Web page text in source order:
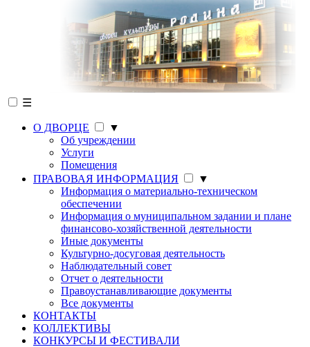
☰
О ДВОРЦЕ
▼
Об учреждении
Услуги
Помещения
ПРАВОВАЯ ИНФОРМАЦИЯ
▼
Информация о материально-техническом
обеспечении
Информация о муниципальном задании и плане
финансово-хозяйственной деятельности
Иные документы
Культурно-досуговая деятельность
Наблюдательный совет
Отчет о деятельности
Правоустанавливающие документы
Все документы
КОНТАКТЫ
КОЛЛЕКТИВЫ
КОНКУРСЫ И ФЕСТИВАЛИ